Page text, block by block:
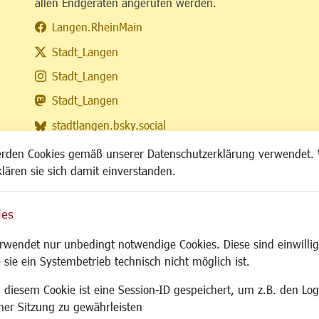
Cookies gemäß unserer Datenschutzerklärung
sie sich damit einverstanden.
nur unbedingt notwendige Cookies. Diese sind
ein Systembetrieb technisch nicht möglich ist.
diesem Cookie ist eine Session-ID gespeichert, um z.B. den
Sitzung zu gewährleisten
Langen.RheinMain
Stadt_Langen
Stadt_Langen
Stadt_Langen
stadtlangen.bsky.social
RSS-Feed
Familie/Soziales Bauen/